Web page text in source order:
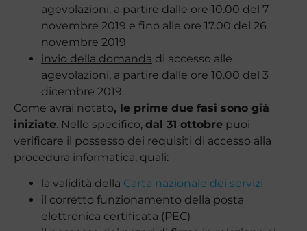
agevolazioni, a partire dalle ore 10.00 del 7
novembre 2019 e fino alle ore 17.00 del 26
novembre 2019
invio della domanda di accesso alle
agevolazioni, a partire dalle ore 10.00 del 3
dicembre 2019.
Come avrai notato, le prime due fasi sono già
iniziate. Nello specifico, dal 31 ottobre puoi
verificare il possesso dei requisiti di accesso alla
procedura informatica, quali:
la validità della Carta nazionale dei servizi
il corretto funzionamento della posta
elettronica certificata (PEC)